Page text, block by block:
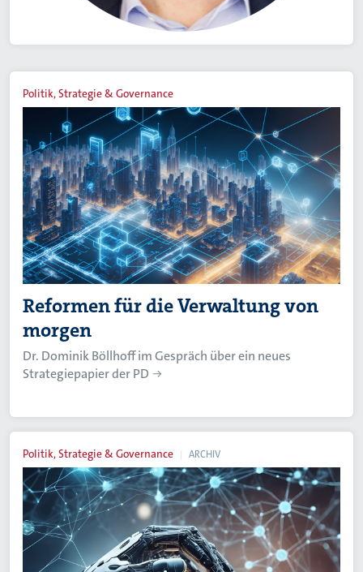
Politik, Strategie & Governance
Reformen für die Verwaltung von
morgen
Dr. Dominik Böllhoff im Gespräch über ein neues
Strategiepapier der PD
Politik, Strategie & Governance ARCHIV